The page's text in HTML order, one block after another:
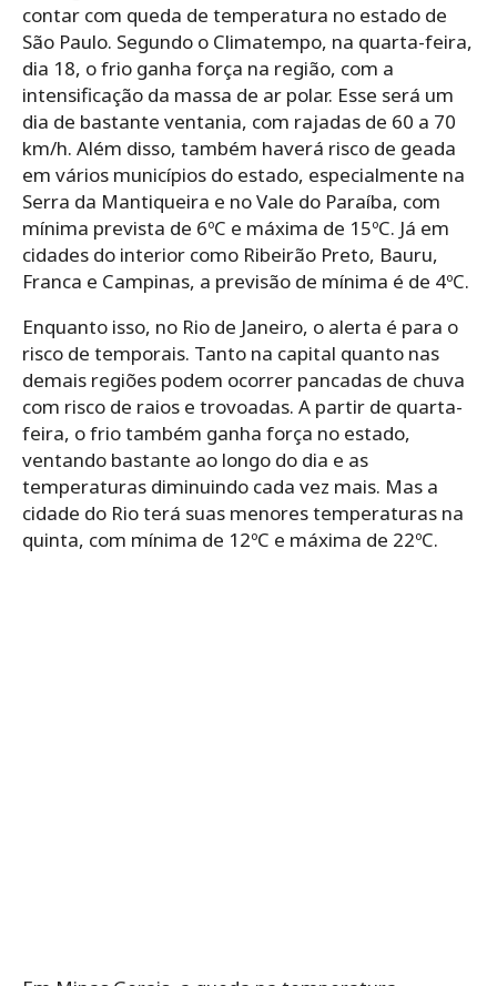
contar com queda de temperatura no estado de
São Paulo. Segundo o Climatempo, na quarta-feira,
dia 18, o frio ganha força na região, com a
intensificação da massa de ar polar. Esse será um
dia de bastante ventania, com rajadas de 60 a 70
km/h. Além disso, também haverá risco de geada
em vários municípios do estado, especialmente na
Serra da Mantiqueira e no Vale do Paraíba, com
mínima prevista de 6ºC e máxima de 15ºC. Já em
cidades do interior como Ribeirão Preto, Bauru,
Franca e Campinas, a previsão de mínima é de 4ºC.
Enquanto isso, no Rio de Janeiro, o alerta é para o
risco de temporais. Tanto na capital quanto nas
demais regiões podem ocorrer pancadas de chuva
com risco de raios e trovoadas. A partir de quarta-
feira, o frio também ganha força no estado,
ventando bastante ao longo do dia e as
temperaturas diminuindo cada vez mais. Mas a
cidade do Rio terá suas menores temperaturas na
quinta, com mínima de 12ºC e máxima de 22ºC.